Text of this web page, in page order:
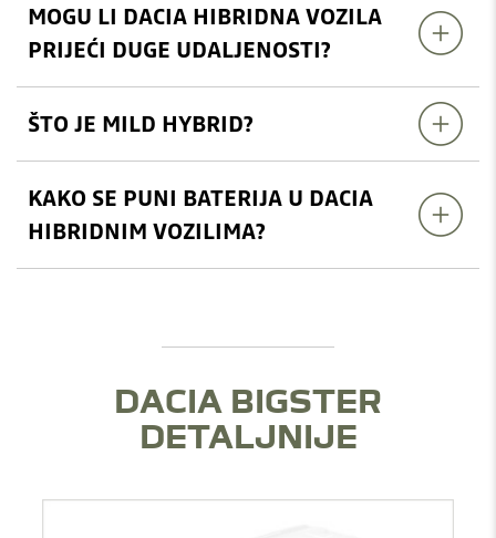
MOGU LI DACIA HIBRIDNA VOZILA
PRIJEĆI DUGE UDALJENOSTI?
ŠTO JE MILD HYBRID?
KAKO SE PUNI BATERIJA U DACIA
HIBRIDNIM VOZILIMA?
DACIA BIGSTER
DETALJNIJE